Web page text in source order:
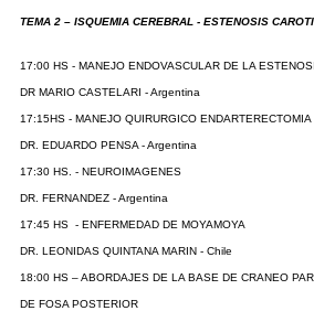
TEMA 2 – ISQUEMIA CEREBRAL - ESTENOSIS
17:00 HS - MANEJO ENDOVASCULAR DE LA
DR MARIO CASTELARI - Argentina
17:15HS - MANEJO QUIRURGICO ENDARTERECTOMIA
DR. EDUARDO PENSA - Argentina
17:30 HS. - NEUROIMAGENES
DR. FERNANDEZ - Argentina
17:45 HS - ENFERMEDAD DE MOYAMOYA
DR. LEONIDAS QUINTANA MARIN - Chile
18:00 HS – ABORDAJES DE LA BASE DE CRANEO
DE FOSA POSTERIOR